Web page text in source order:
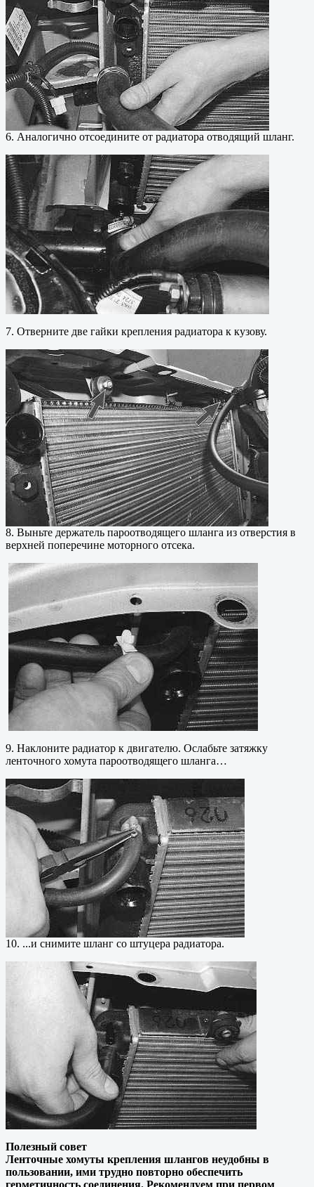
6. Аналогично отсоедините от радиатора отводящий шланг.
7. Отверните две гайки крепления радиатора к кузову.
8. Выньте держатель пароотводящего шланга из отверстия в
верхней поперечине моторного отсека.
9. Наклоните радиатор к двигателю. Ослабьте затяжку
ленточного хомута пароотводящего шланга…
10. ...и снимите шланг со штуцера радиатора.
Полезный совет
Ленточные хомуты крепления шлангов неудобны в
пользовании, ими трудно повторно обеспечить